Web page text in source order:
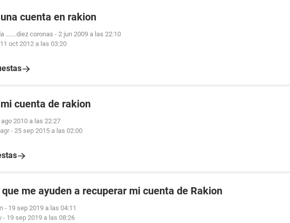
cuenta en rakion
.......diez coronas - 2 jun 2009 a las 22:10
11 oct 2012 a las 03:20
cuenta de rakion
ago 2010 a las 22:27
- 25 sep 2015 a las 02:00
me ayuden a recuperar mi cuenta de Rakion
- 19 sep 2019 a las 04:11
- 19 sep 2019 a las 08:26